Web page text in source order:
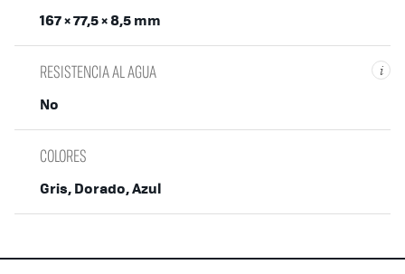
167 × 77,5 × 8,5 mm
i
RESISTENCIA AL AGUA
No
COLORES
Gris, Dorado, Azul